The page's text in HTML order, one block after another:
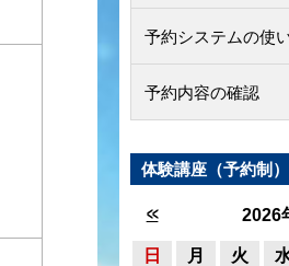
予約システムの使
予約内容の確認
体験講座（予約制
<< 2026
日 月 火